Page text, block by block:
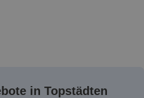
in Topstädten